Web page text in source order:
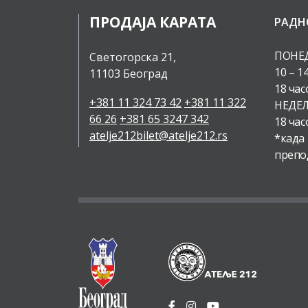
ПРОДАЈА КАРАТА
Светогорска 21,
11103 Београд
+381 11 324 73 42 +381 11 322
66 26 +381 65 3247 342
atelje212bilet@atelje212.rs
10 –
18
18
*када